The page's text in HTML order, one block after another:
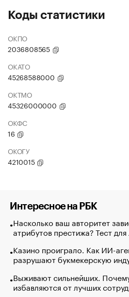
Коды статистики
ОКПО
2036808565
ОКАТО
45268588000
ОКТМО
45326000000
ОКФС
16
ОКОГУ
4210015
Интересное на РБК
Насколько ваш авторитет
атрибутов престижа? Тест
Казино проиграло. Как ИИ-
разрушают букмекерскую
Выживают сильнейших.
избавляются от лучших